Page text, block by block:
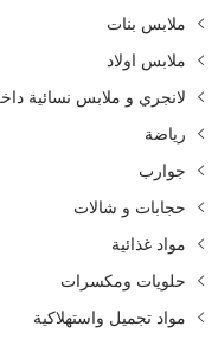
ملابس بنات
ملابس اولاد
لانجري و ملابس نسائية
رياضة
جوارب
حجابات و شالات
مواد غذائية
حلويات ومكسرات
مواد تجميل واستهلاكية